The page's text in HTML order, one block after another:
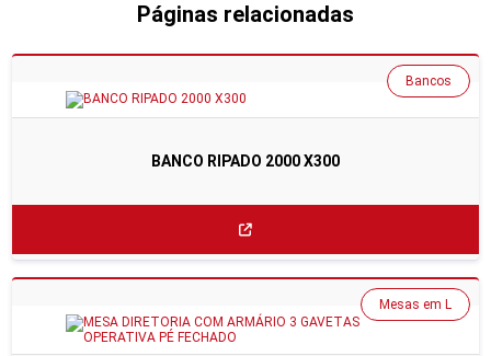
Páginas relacionadas
BANCO RIPADO 2000 X300
Bancos
Mesas em L